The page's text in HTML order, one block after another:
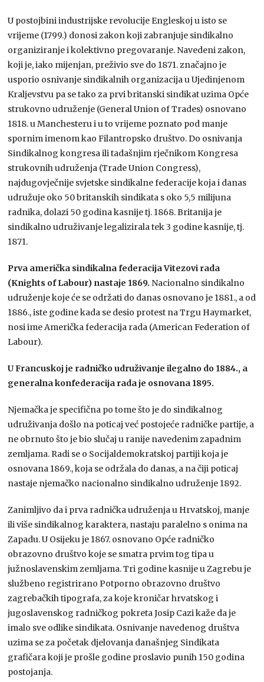
U postojbini industrijske revolucije Engleskoj u isto se
vrijeme (1799.) donosi zakon koji zabranjuje sindikalno
organiziranje i kolektivno pregovaranje. Navedeni zakon,
koji je, iako mijenjan, preživio sve do 1871. značajno je
usporio osnivanje sindikalnih organizacija u Ujedinjenom
Kraljevstvu pa se tako za prvi britanski sindikat uzima Opće
strukovno udruženje (General Union of Trades) osnovano
1818. u Manchesteru i u to vrijeme poznato pod manje
spornim imenom kao Filantropsko društvo. Do osnivanja
Sindikalnog kongresa ili tadašnjim rječnikom Kongresa
strukovnih udruženja (Trade Union Congress),
najdugovječnije svjetske sindikalne federacije koja i danas
udružuje oko 50 britanskih sindikata s oko 5,5 milijuna
radnika, dolazi 50 godina kasnije tj. 1868. Britanija je
sindikalno udruživanje legalizirala tek 3 godine kasnije, tj.
1871.
Prva američka sindikalna federacija Vitezovi rada
(Knights of Labour) nastaje 1869. Nacionalno sindikalno
udruženje koje će se održati do danas osnovano je 1881., a od
1886., iste godine kada se desio protest na Trgu Haymarket,
nosi ime Američka federacija rada (American Federation of
Labour).
U Francuskoj je radničko udruživanje ilegalno do 1884., a
generalna konfederacija rada je osnovana 1895.
Njemačka je specifična po tome što je do sindikalnog
udruživanja došlo na poticaj već postojeće radničke partije, a
ne obrnuto što je bio slučaj u ranije navedenim zapadnim
zemljama. Radi se o Socijaldemokratskoj partiji koja je
osnovana 1869., koja se održala do danas, a na čiji poticaj
nastaje njemačko nacionalno sindikalno udruženje 1892.
Zanimljivo da i prva radnička udruženja u Hrvatskoj, manje
ili više sindikalnog karaktera, nastaju paralelno s onima na
Zapadu. U Osijeku je 1867. osnovano Opće radničko
obrazovno društvo koje se smatra prvim tog tipa u
južnoslavenskim zemljama. Tri godine kasnije u Zagrebu je
službeno registrirano Potporno obrazovno društvo
zagrebačkih tipografa, za koje kroničar hrvatskog i
jugoslavenskog radničkog pokreta Josip Cazi kaže da je
imalo sve odlike sindikata. Osnivanje navedenog društva
uzima se za početak djelovanja današnjeg Sindikata
grafičara koji je prošle godine proslavio punih 150 godina
postojanja.